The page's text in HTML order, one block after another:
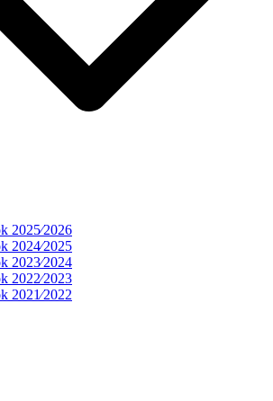
2025⁄2026
2024⁄2025
2023⁄2024
2022⁄2023
2021⁄2022